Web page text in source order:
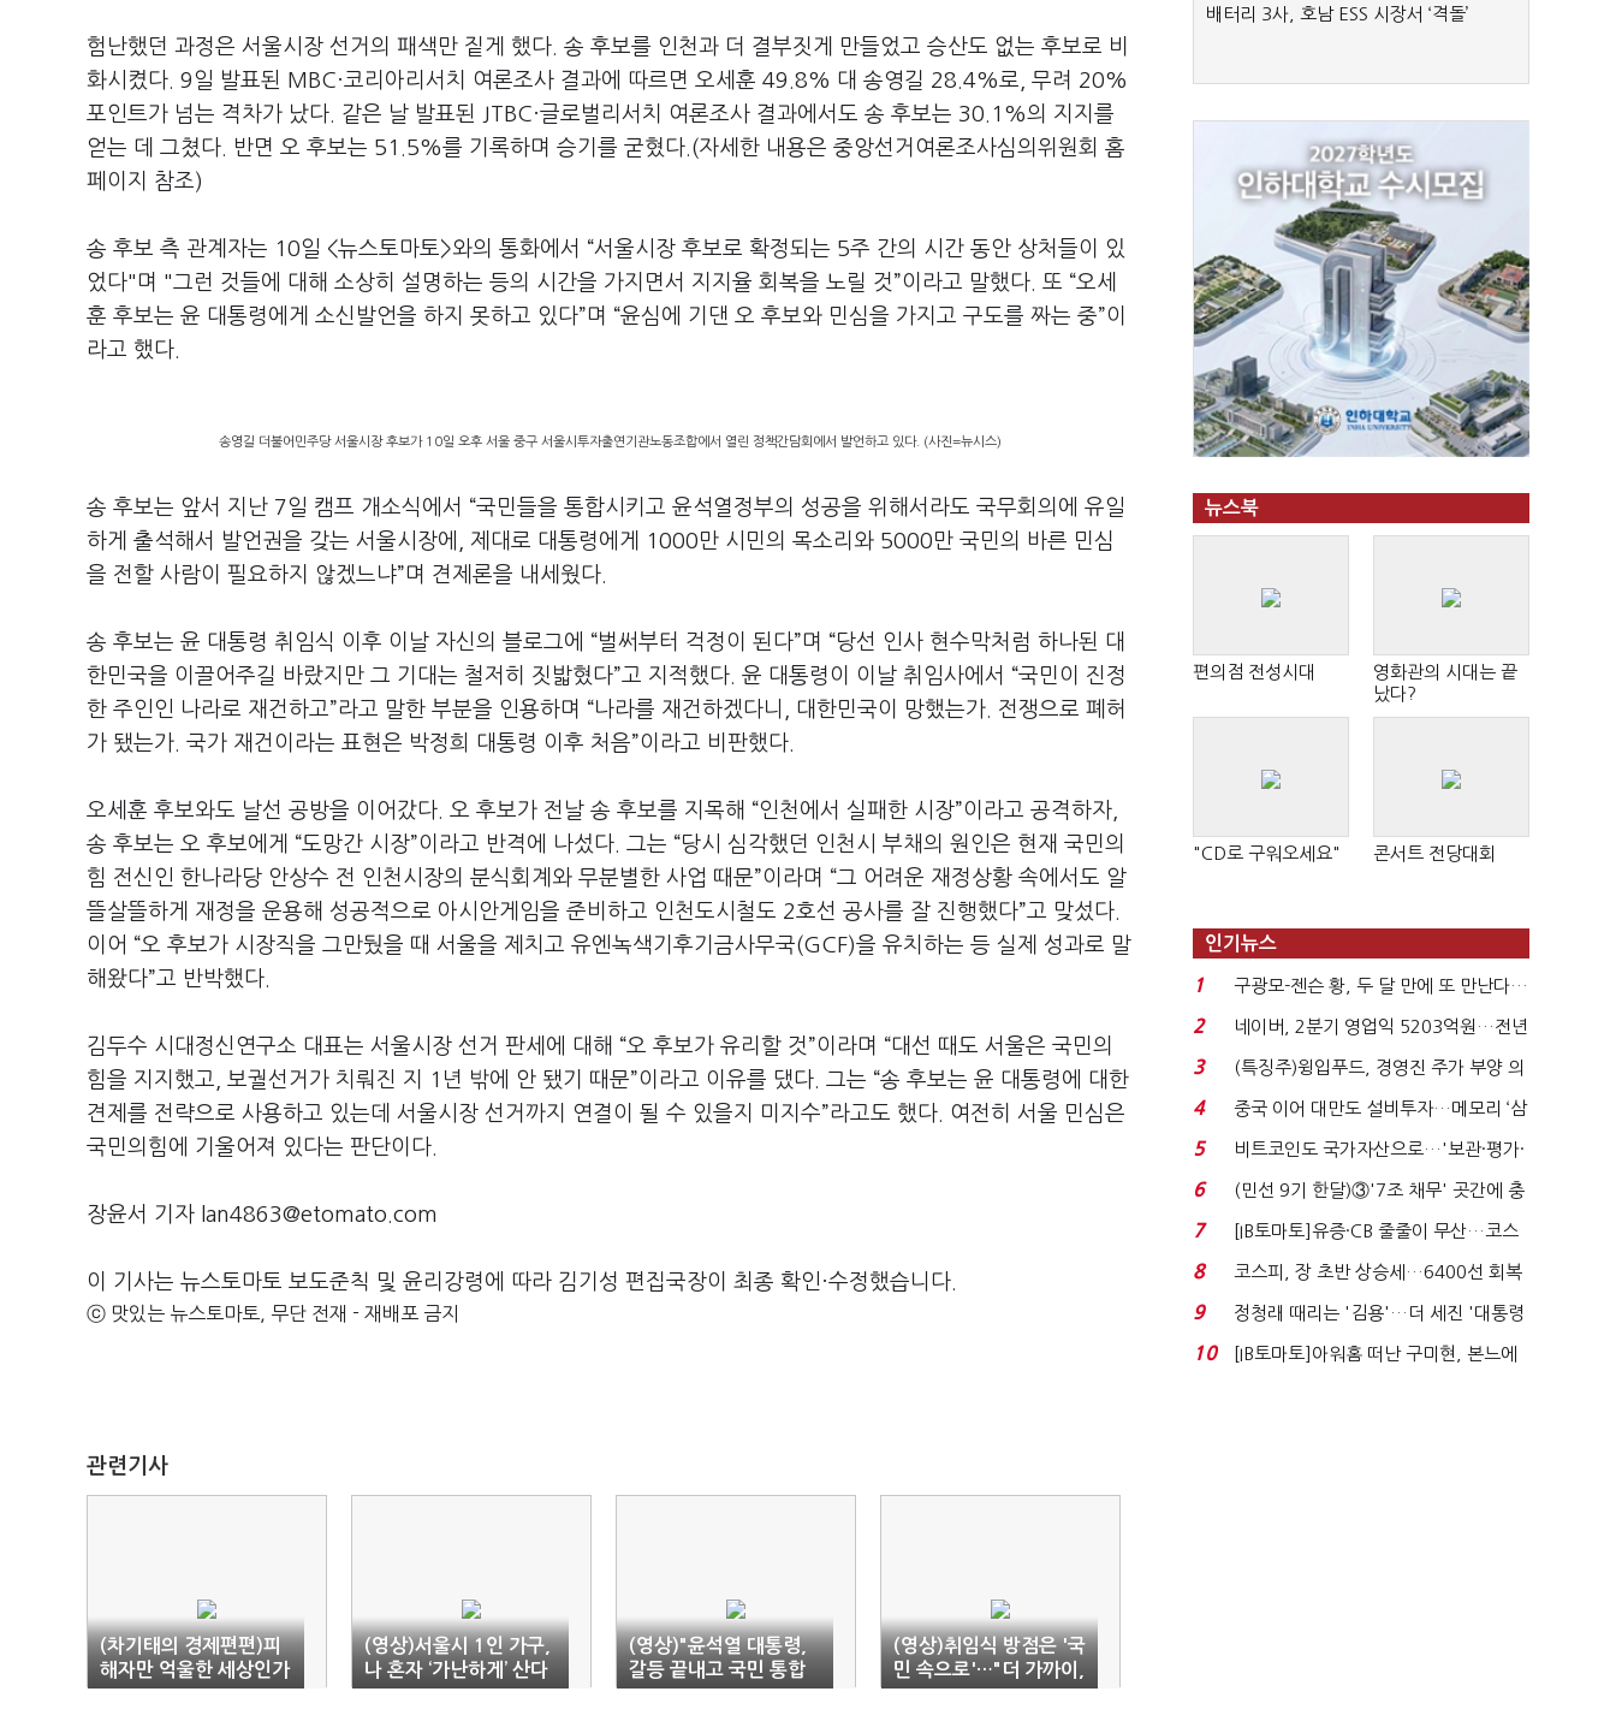
험난했던 과정은 서울시장 선거의 패색만 짙게 했다. 송 후보를 인천과 더 결부짓게 만들었고 승산도 없는 후보로 비
화시켰다. 9일 발표된 MBC·코리아리서치 여론조사 결과에 따르면 오세훈 49.8% 대 송영길 28.4%로, 무려 20%
포인트가 넘는 격차가 났다. 같은 날 발표된 JTBC·글로벌리서치 여론조사 결과에서도 송 후보는 30.1%의 지지를
얻는 데 그쳤다. 반면 오 후보는 51.5%를 기록하며 승기를 굳혔다.(자세한 내용은 중앙선거여론조사심의위원회 홈
페이지 참조)
송 후보 측 관계자는 10일 <뉴스토마토>와의 통화에서 “서울시장 후보로 확정되는 5주 간의 시간 동안 상처들이 있
었다"며 "그런 것들에 대해 소상히 설명하는 등의 시간을 가지면서 지지율 회복을 노릴 것”이라고 말했다. 또 “오세
훈 후보는 윤 대통령에게 소신발언을 하지 못하고 있다”며 “윤심에 기댄 오 후보와 민심을 가지고 구도를 짜는 중”이
라고 했다.
송영길 더불어민주당 서울시장 후보가 10일 오후 서울 중구 서울시투자출연기관노동조합에서 열린 정책간담회에서 발언하고 있다. (사진=뉴시스)
송 후보는 앞서 지난 7일 캠프 개소식에서 “국민들을 통합시키고 윤석열정부의 성공을 위해서라도 국무회의에 유일
하게 출석해서 발언권을 갖는 서울시장에, 제대로 대통령에게 1000만 시민의 목소리와 5000만 국민의 바른 민심
을 전할 사람이 필요하지 않겠느냐”며 견제론을 내세웠다.
송 후보는 윤 대통령 취임식 이후 이날 자신의 블로그에 “벌써부터 걱정이 된다”며 “당선 인사 현수막처럼 하나된 대
한민국을 이끌어주길 바랐지만 그 기대는 철저히 짓밟혔다”고 지적했다. 윤 대통령이 이날 취임사에서 “국민이 진정
한 주인인 나라로 재건하고”라고 말한 부분을 인용하며 “나라를 재건하겠다니, 대한민국이 망했는가. 전쟁으로 폐허
가 됐는가. 국가 재건이라는 표현은 박정희 대통령 이후 처음”이라고 비판했다.
오세훈 후보와도 날선 공방을 이어갔다. 오 후보가 전날 송 후보를 지목해 “인천에서 실패한 시장”이라고 공격하자,
송 후보는 오 후보에게 “도망간 시장”이라고 반격에 나섰다. 그는 “당시 심각했던 인천시 부채의 원인은 현재 국민의
힘 전신인 한나라당 안상수 전 인천시장의 분식회계와 무분별한 사업 때문”이라며 “그 어려운 재정상황 속에서도 알
뜰살뜰하게 재정을 운용해 성공적으로 아시안게임을 준비하고 인천도시철도 2호선 공사를 잘 진행했다”고 맞섰다.
이어 “오 후보가 시장직을 그만뒀을 때 서울을 제치고 유엔녹색기후기금사무국(GCF)을 유치하는 등 실제 성과로 말
해왔다”고 반박했다.
김두수 시대정신연구소 대표는 서울시장 선거 판세에 대해 “오 후보가 유리할 것”이라며 “대선 때도 서울은 국민의
힘을 지지했고, 보궐선거가 치뤄진 지 1년 밖에 안 됐기 때문”이라고 이유를 댔다. 그는 “송 후보는 윤 대통령에 대한
견제를 전략으로 사용하고 있는데 서울시장 선거까지 연결이 될 수 있을지 미지수”라고도 했다. 여전히 서울 민심은
국민의힘에 기울어져 있다는 판단이다.
장윤서 기자 lan4863@etomato.com
이 기사는 뉴스토마토 보도준칙 및 윤리강령에 따라 김기성 편집국장이 최종 확인·수정했습니다.
ⓒ 맛있는 뉴스토마토, 무단 전재 - 재배포 금지
관련기사
(차기태의 경제편편)피
해자만 억울한 세상인가
(영상)서울시 1인 가구,
나 혼자 ‘가난하게’ 산다
(영상)"윤석열 대통령,
갈등 끝내고 국민 통합
해야"
(영상)취임식 방점은 '국
민 속으로'…"더 가까이,
더 낮게"
배터리 3사, 호남 ESS 시장서 ‘격돌’
뉴스북
편의점 전성시대
영화관의 시대는 끝
났다?
"CD로 구워오세요" 콘서트 전당대회
인기뉴스
1
구광모-젠슨 황, 두 달 만에 또 만난다…
로봇·AI 등 논...
2
네이버, 2분기 영업익 5203억원…전년
비 0.2% 감소...
3
(특징주)윙입푸드, 경영진 주가 부양 의
지에 상한가...
4
중국 이어 대만도 설비투자…메모리 ‘삼
국전쟁’
5
비트코인도 국가자산으로…'보관·평가·
처분' 기준은 ...
6
(민선 9기 한달)③'7조 채무' 곳간에 충
격…추미애, 20년...
7
[IB토마토]유증·CB 줄줄이 무산…코스
닥 벌점 급증에 ...
8
코스피, 장 초반 상승세…6400선 회복
시도
9
정청래 때리는 '김용'…더 세진 '대통령
최측근' 입...
10
[IB토마토]아워홈 떠난 구미현, 본느에